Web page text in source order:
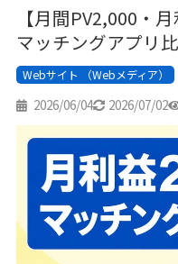
【月間PV2,000・
マッチングアプリ
Webサイト （Webメディア）
2026/06/04 2026/07/02